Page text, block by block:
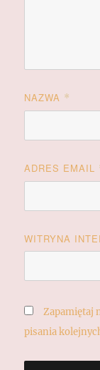
NAZWA *
ADRES EMAIL
WITRYNA
Zapamiętaj
pisania